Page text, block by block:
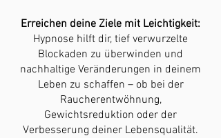
Erreichen deine Ziele mit Leichtigkeit:
Hypnose hilft dir, tief verwurzelte
Blockaden zu überwinden und
nachhaltige Veränderungen in deinem
Leben zu schaffen – ob bei der
Raucherentwöhnung,
Gewichtsreduktion oder der
Verbesserung deiner Lebensqualität.